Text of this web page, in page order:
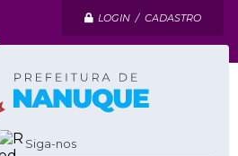
LOGIN / CADASTRO
Siga-nos